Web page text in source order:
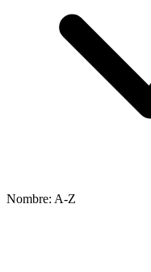
Nombre: A-Z